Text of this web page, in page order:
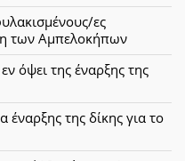
ες
των Αμπελοκήπων
όψει της έναρξης της
της δίκης για το